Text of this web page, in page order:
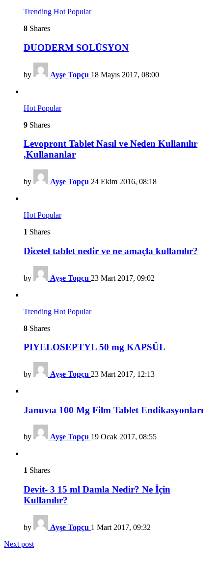
Trending Hot Popular
8 Shares
DUODERM SOLÜSYON
by Ayşe Topçu 18 Mayıs 2017, 08:00
Hot Popular
9 Shares
Levopront Tablet Nasıl ve Neden Kullanılır
,Kullananlar
by Ayşe Topçu 24 Ekim 2016, 08:18
Hot Popular
1 Shares
Dicetel tablet nedir ve ne amaçla kullanılır?
by Ayşe Topçu 23 Mart 2017, 09:02
Trending Hot Popular
8 Shares
PIYELOSEPTYL 50 mg KAPSÜL
by Ayşe Topçu 23 Mart 2017, 12:13
Januvıa 100 Mg Film Tablet Endikasyonları
by Ayşe Topçu 19 Ocak 2017, 08:55
1 Shares
Devit- 3 15 ml Damla Nedir? Ne İçin
Kullanılır?
by Ayşe Topçu 1 Mart 2017, 09:32
Next post